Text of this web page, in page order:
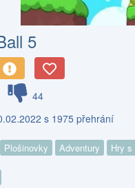
5
44
s 1975 přehrání
Plošinovky Adventury Hry s